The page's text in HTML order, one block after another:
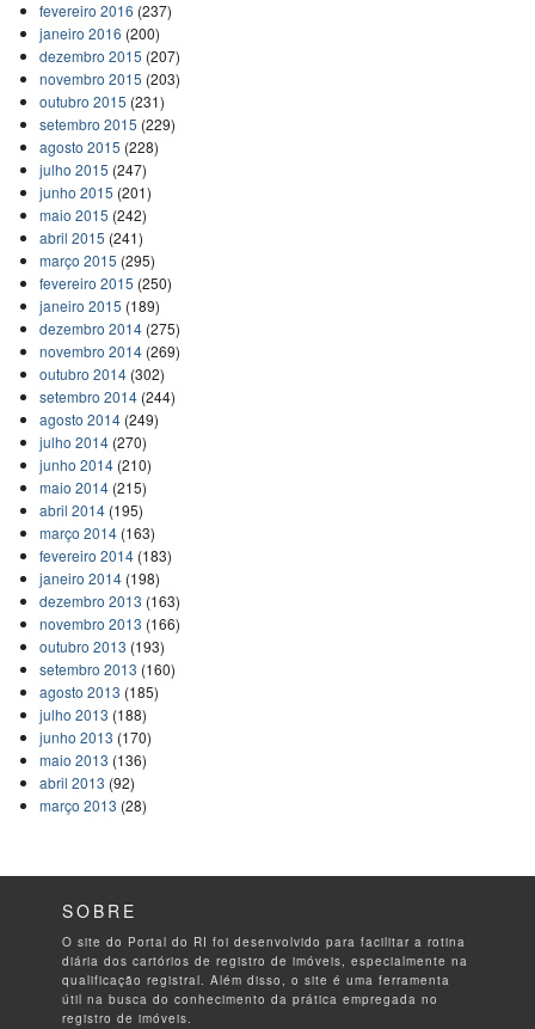
fevereiro 2016 (237)
janeiro 2016 (200)
dezembro 2015 (207)
novembro 2015 (203)
outubro 2015 (231)
setembro 2015 (229)
agosto 2015 (228)
julho 2015 (247)
junho 2015 (201)
maio 2015 (242)
abril 2015 (241)
março 2015 (295)
fevereiro 2015 (250)
janeiro 2015 (189)
dezembro 2014(275)
novembro 2014(269)
outubro 2014(302)
setembro 2014(244)
agosto 2014(249)
julho 2014(270)
junho 2014(210)
maio 2014(215)
abril 2014(195)
março 2014(163)
fevereiro 2014(183)
janeiro 2014(198)
dezembro 2013 (163)
novembro 2013 (166)
outubro 2013 (193)
setembro 2013 (160)
agosto 2013 (185)
julho 2013 (188)
junho 2013 (170)
maio 2013 (136)
abril 2013 (92)
março 2013 (28)
SOBRE
O site do Portal do RI foi desenvolvido para facilitar a rotina
diária dos cartórios de registro de imóveis, especialmente na
qualificação registral. Além disso, o site é uma ferramenta
útil na busca do conhecimento da prática empregada no
registro de imóveis.